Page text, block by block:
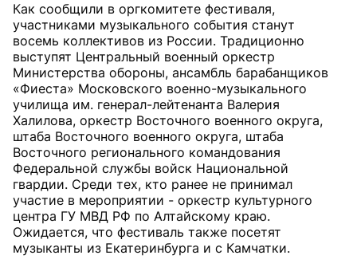
Как сообщили в оргкомитете фестиваля,
участниками музыкального события станут
восемь коллективов из России. Традиционно
выступят Центральный военный оркестр
Министерства обороны, ансамбль барабанщиков
«Фиеста» Московского военно-музыкального
училища им. генерал-лейтенанта Валерия
Халилова, оркестр Восточного военного округа,
штаба Восточного военного округа, штаба
Восточного регионального командования
Федеральной службы войск Национальной
гвардии. Среди тех, кто ранее не принимал
участие в мероприятии - оркестр культурного
центра ГУ МВД РФ по Алтайскому краю.
Ожидается, что фестиваль также посетят
музыканты из Екатеринбурга и с Камчатки.